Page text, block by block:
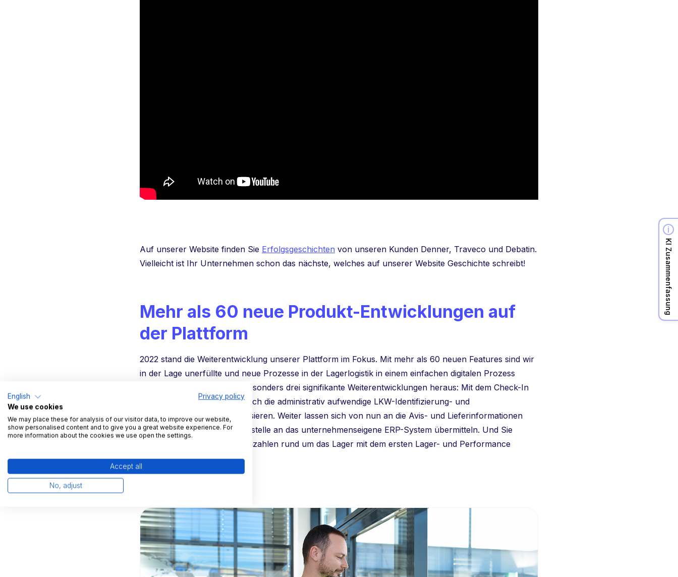
Auf unserer Website finden Sie Erfolgsgeschichten von unseren Kunden Denner, Traveco und Debatin.
Vielleicht ist Ihr Unternehmen schon das nächste, welches auf unserer Website Geschichte schreibt!
Mehr als 60 neue Produkt-Entwicklungen auf
der Plattform
2022 stand die Weiterentwicklung unserer Plattform im Fokus. Mit mehr als 60 neuen Features sind wir
in der Lage unerfüllte und neue Prozesse in der Lagerlogistik in einem einfachen digitalen Prozess
abzubilden. Dabei stechen besonders drei signifikante Weiterentwicklungen heraus: Mit dem Check-In
Terminal ist es erstmals möglich die administrativ aufwendige LKW-Identifizierung- und
Rampenzuweisung zu digitalisieren. Weiter lassen sich von nun an die Avis- und Lieferinformationen
automatisiert per API-Schnittstelle an das unternehmenseigene ERP-System übermitteln. Und Sie
können Ihre operativen Kennzahlen rund um das Lager mit dem ersten Lager- und Performance
Analysen quantifizieren.
KI Zusammenfassung
English
Privacy policy
We use cookies
We may place these for analysis of our visitor data, to improve our website,
show personalised content and to give you a great website experience. For
more information about the cookies we use open the settings.
Accept all
No, adjust